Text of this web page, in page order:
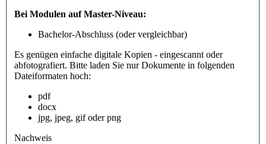
Bei Modulen auf Master-Niveau:
Bachelor-Abschluss (oder vergleichbar)
Es genügen einfache digitale Kopien - eingescannt oder
abfotografiert. Bitte laden Sie nur Dokumente in folgenden
Dateiformaten hoch:
pdf
docx
jpg, jpeg, gif oder png
Nachweis